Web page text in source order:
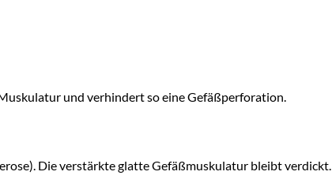
und verhindert so eine Gefäßperforation.
Die verstärkte glatte Gefäßmuskulatur bleibt verdickt.